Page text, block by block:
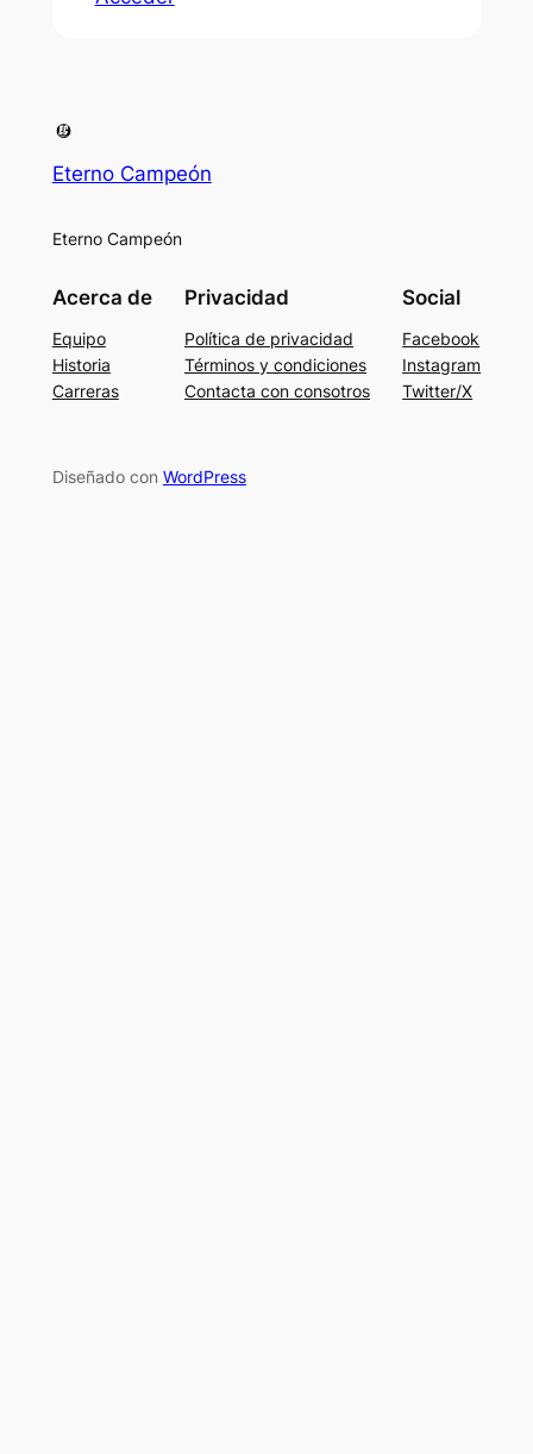
Eterno Campeón
Eterno Campeón
Acerca de
Equipo
Historia
Carreras
Privacidad
Política de privacidad
Términos y condiciones
Contacta con consotros
Social
Facebook
Instagram
Twitter/X
Diseñado con WordPress